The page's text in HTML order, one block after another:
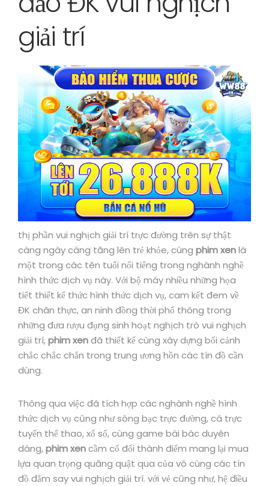
giải trí
thị phần vui nghịch giải trí trực đường trên sự thật
càng ngày càng tăng lên trẻ khỏe, cùng phim xenlà
một trong các tên tuổi nổi tiếng trong nghành nghề
hình thức dịch vụ này. Với bộ máy nhiều những họa
tiết thiết kế thức hình thức dịch vụ, cam kết đem về
ĐK chân thực, an ninh đồng thời phổ thông trong
những đưa rượu đụng sinh hoạt nghịch trò vui nghịch
giải trí,phim xenđã thiết kế cùng xây dựng bối cảnh
chắc chắc chắn trong trung ương hồn các tín đồ cần
dùng.
Thông qua việc đã tích hợp các nghành nghề hình
thức dịch vụ cũng như sòng bạc trực đường, cá trực
tuyến thể thao, xổ số, cùng game bài bác duyên
dáng,phim xencầm cố đổi thành điểm mang lại mua
lựa quan trọng quăng quật qua của vô cùng các tín
đồ đắm say vui nghịch giải trí. với vẻ cũng như, hệ điều